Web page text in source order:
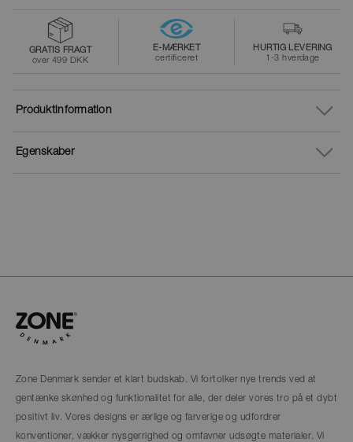
GRATIS FRAGT
over 499 DKK
E-MÆRKET
certificeret
HURTIG LEVERING
1-3 hverdage
Egenskaber
Produktinformation
Zone Denmark sender et klart budskab. Vi fortolker nye trends ved at
gentænke skønhed og funktionalitet for alle, der deler vores tro på et dybt
positivt liv. Vores designs er ærlige og farverige og udfordrer
konventioner, vækker nysgerrighed og omfavner udsøgte materialer. Vi